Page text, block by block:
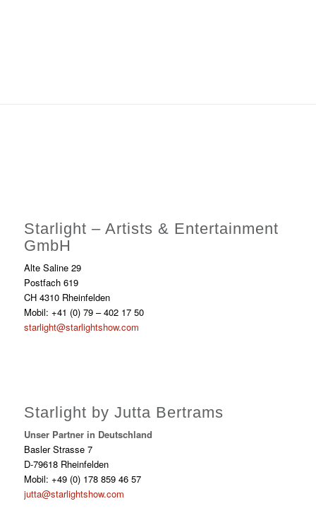
Starlight – Artists & Entertainment
GmbH
Alte Saline 29
Postfach 619
CH 4310 Rheinfelden
Mobil: +41 (0) 79 – 402 17 50
starlight@starlightshow.com
Starlight by Jutta Bertrams
Unser Partner in Deutschland
Basler Strasse 7
D-79618 Rheinfelden
Mobil: +49 (0) 178 859 46 57
jutta@starlightshow.com